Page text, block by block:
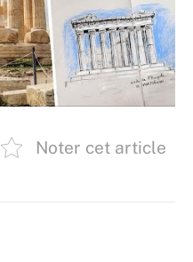
Noter cet article